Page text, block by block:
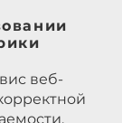
веб-